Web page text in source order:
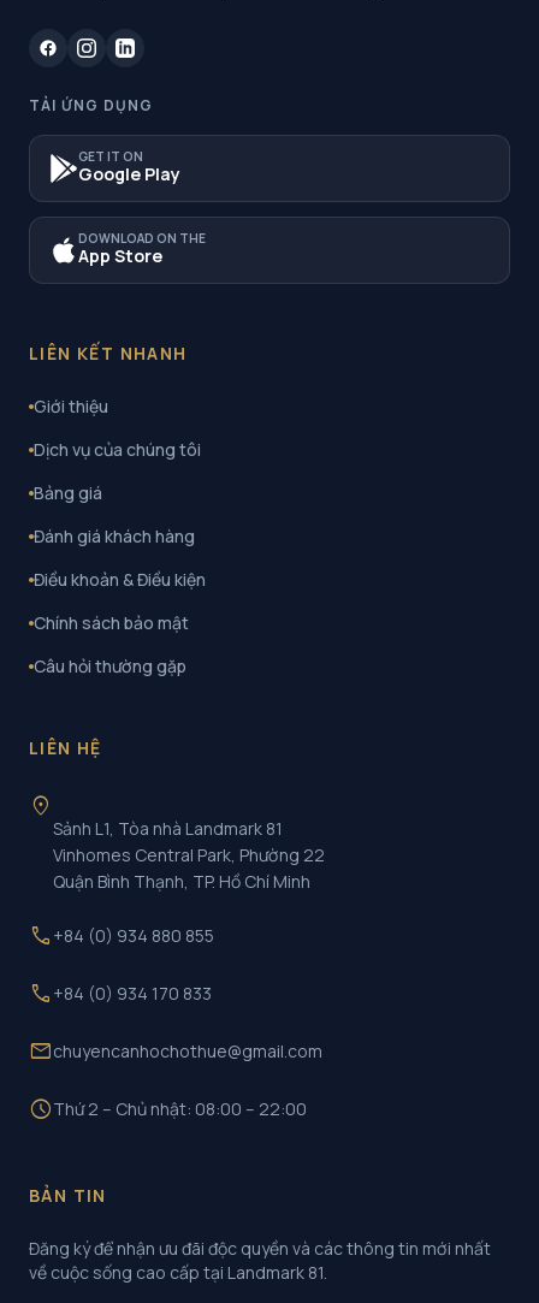
TẢI ỨNG DỤNG
GET IT ON
Google Play
DOWNLOAD ON THE
App Store
LIÊN KẾT NHANH
Giới thiệu
Dịch vụ của chúng tôi
Bảng giá
Đánh giá khách hàng
Điều khoản & Điều kiện
Chính sách bảo mật
Câu hỏi thường gặp
LIÊN HỆ
location_on
Sảnh L1, Tòa nhà Landmark 81
Vinhomes Central Park, Phường 22
Quận Bình Thạnh, TP. Hồ Chí Minh
call +84 (0) 934 880 855
call +84 (0) 934 170 833
mailchuyencanhochothue@gmail.com
scheduleThứ 2 – Chủ nhật: 08:00 – 22:00
BẢN TIN
Đăng ký để nhận ưu đãi độc quyền và các thông tin mới nhất
về cuộc sống cao cấp tại Landmark 81.